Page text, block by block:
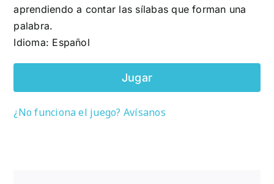
aprendiendo a contar las sílabas que forman una
palabra.
Idioma: Español
Jugar
¿No funciona el juego? Avísanos